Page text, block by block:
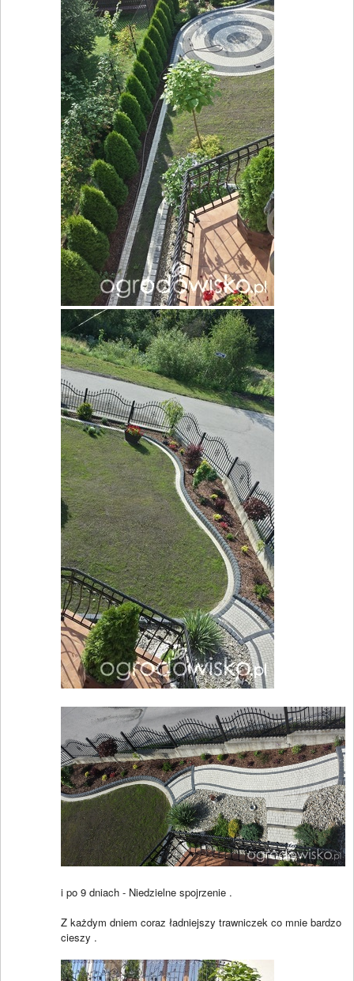
i po 9 dniach - Niedzielne spojrzenie .
Z każdym dniem coraz ładniejszy trawniczek co mnie bardzo
cieszy .